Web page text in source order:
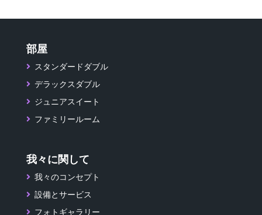
部屋
スタンダードダブル
デラックスダブル
ジュニアスイート
ファミリールーム
我々に関して
我々のコンセプト
設備とサービス
フォトギャラリー